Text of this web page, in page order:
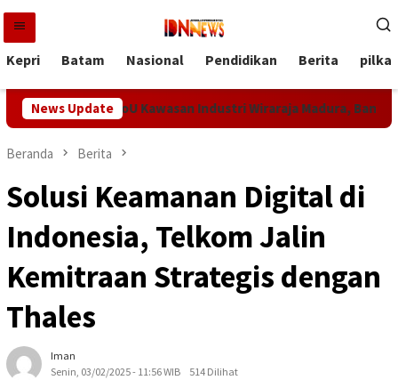
Loncat
konten
Kepri Batam Nasional Pendidikan Berita
News Update
Teken MoU Kawasan Industri Wiraraja Madura, Bangkalan
Beranda Berita
Solusi Keamanan Digital di
Indonesia, Telkom Jalin
Kemitraan Strategis dengan
Thales
Iman
Senin, 03/02/2025 - 11:56 WIB
514 Dilihat